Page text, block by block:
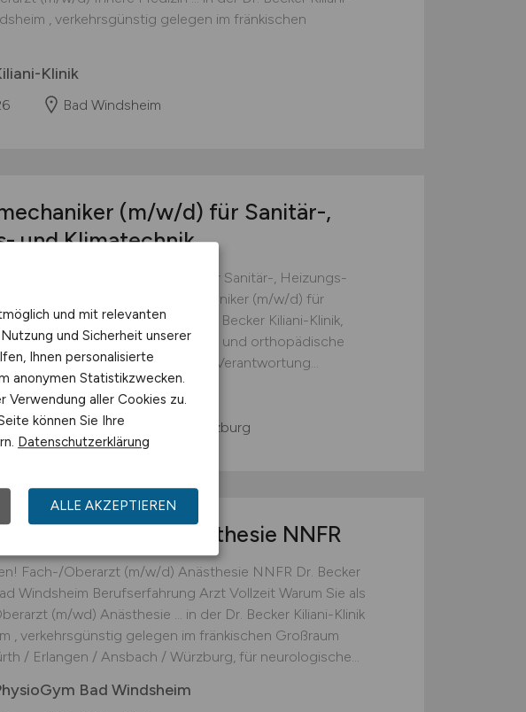
, verkehrsgünstig gelegen im fränkischen
Klinik
Bad Windsheim
(m/w/d) für Sanitär-,
und Klimatechnik
Anlagenmechaniker (m/w/d) für Sanitär-, Heizungs-
Warum Sie als ... Anlagenmechaniker (m/w/d) für
und Klimatechnik ... in der Dr. Becker Kiliani-Klinik,
bei Würzburg, für neurologische und orthopädische
276 Betten arbeiten sollten! * Verantwortung...
Klinik
Bad Windsheim bei Würzburg
(m/w/d)Anästhesie NNFR
Fach-/Oberarzt (m/w/d) Anästhesie NNFR Dr. Becker
Windsheim Berufserfahrung Arzt Vollzeit Warum Sie als
(m/wd) Anästhesie ... in der Dr. Becker Kiliani-Klinik
, verkehrsgünstig gelegen im fränkischen Großraum
/ Erlangen / Ansbach / Würzburg, für neurologische...
Bad Windsheim
und mit relevanten
und Sicherheit unserer
Ihnen personalisierte
anonymen Statistikzwecken.
Verwendung aller Cookies zu.
können Sie Ihre
Datenschutzerklärung
ALLE AKZEPTIEREN